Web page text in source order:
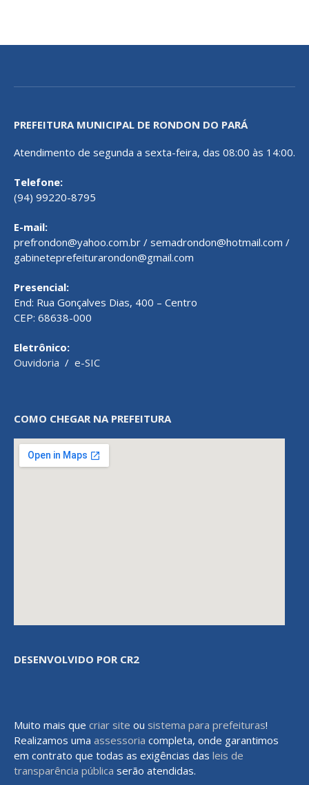
PREFEITURA MUNICIPAL DE RONDON DO PARÁ
Atendimento de segunda a sexta-feira, das 08:00 às 14:00.
Telefone:
(94) 99220-8795
E-mail:
prefrondon@yahoo.com.br / semadrondon@hotmail.com /
gabineteprefeiturarondon@gmail.com
Presencial:
End: Rua Gonçalves Dias, 400 – Centro
CEP: 68638-000
Eletrônico:
Ouvidoria / e-SIC
COMO CHEGAR NA PREFEITURA
DESENVOLVIDO POR CR2
Muito mais que criar site ou sistema para prefeituras!
Realizamos uma assessoria completa, onde garantimos
em contrato que todas as exigências das leis de
transparência pública serão atendidas.